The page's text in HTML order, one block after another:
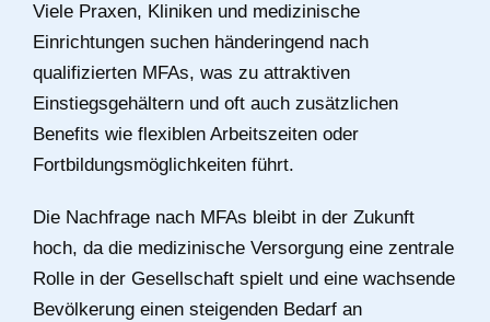
Viele Praxen, Kliniken und medizinische
Einrichtungen suchen händeringend nach
qualifizierten MFAs, was zu attraktiven
Einstiegsgehältern und oft auch zusätzlichen
Benefits wie flexiblen Arbeitszeiten oder
Fortbildungsmöglichkeiten führt.
Die Nachfrage nach MFAs bleibt in der Zukunft
hoch, da die medizinische Versorgung eine zentrale
Rolle in der Gesellschaft spielt und eine wachsende
Bevölkerung einen steigenden Bedarf an